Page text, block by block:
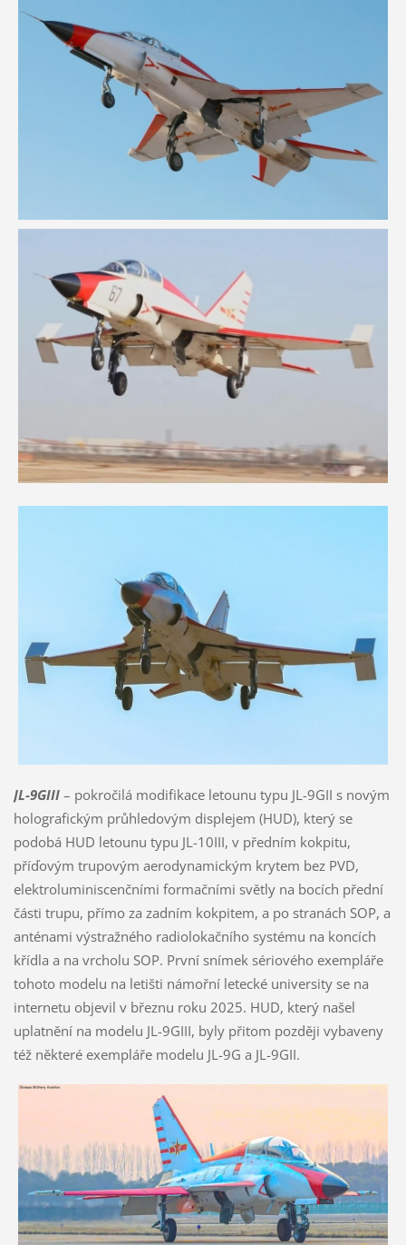
JL-9GIII– pokročilá modifikace letounu typu JL-9GII s novým
holografickým průhledovým displejem (HUD), který se
podobá HUD letounu typu JL-10III, v předním kokpitu,
příďovým trupovým aerodynamickým krytem bez PVD,
elektroluminiscenčními formačními světly na bocích přední
části trupu, přímo za zadním kokpitem, a po stranách SOP, a
anténami výstražného radiolokačního systému na koncích
křídla a na vrcholu SOP. První snímek sériového exempláře
tohoto modelu na letišti námořní letecké university se na
internetu objevil v březnu roku 2025. HUD, který našel
uplatnění na modelu JL-9GIII, byly přitom později vybaveny
též některé exempláře modelu JL-9G a JL-9GII.